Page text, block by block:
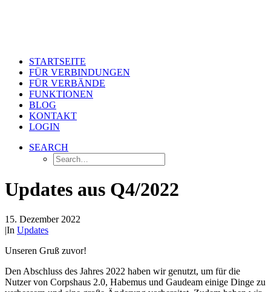
STARTSEITE
FÜR VERBINDUNGEN
FÜR VERBÄNDE
FUNKTIONEN
BLOG
KONTAKT
LOGIN
SEARCH
Updates aus Q4/2022
15. Dezember 2022
|In Updates
Unseren Gruß zuvor!
Den Abschluss des Jahres 2022 haben wir genutzt, um für die
Nutzer von Corpshaus 2.0, Habemus und Gaudeam einige Dinge zu